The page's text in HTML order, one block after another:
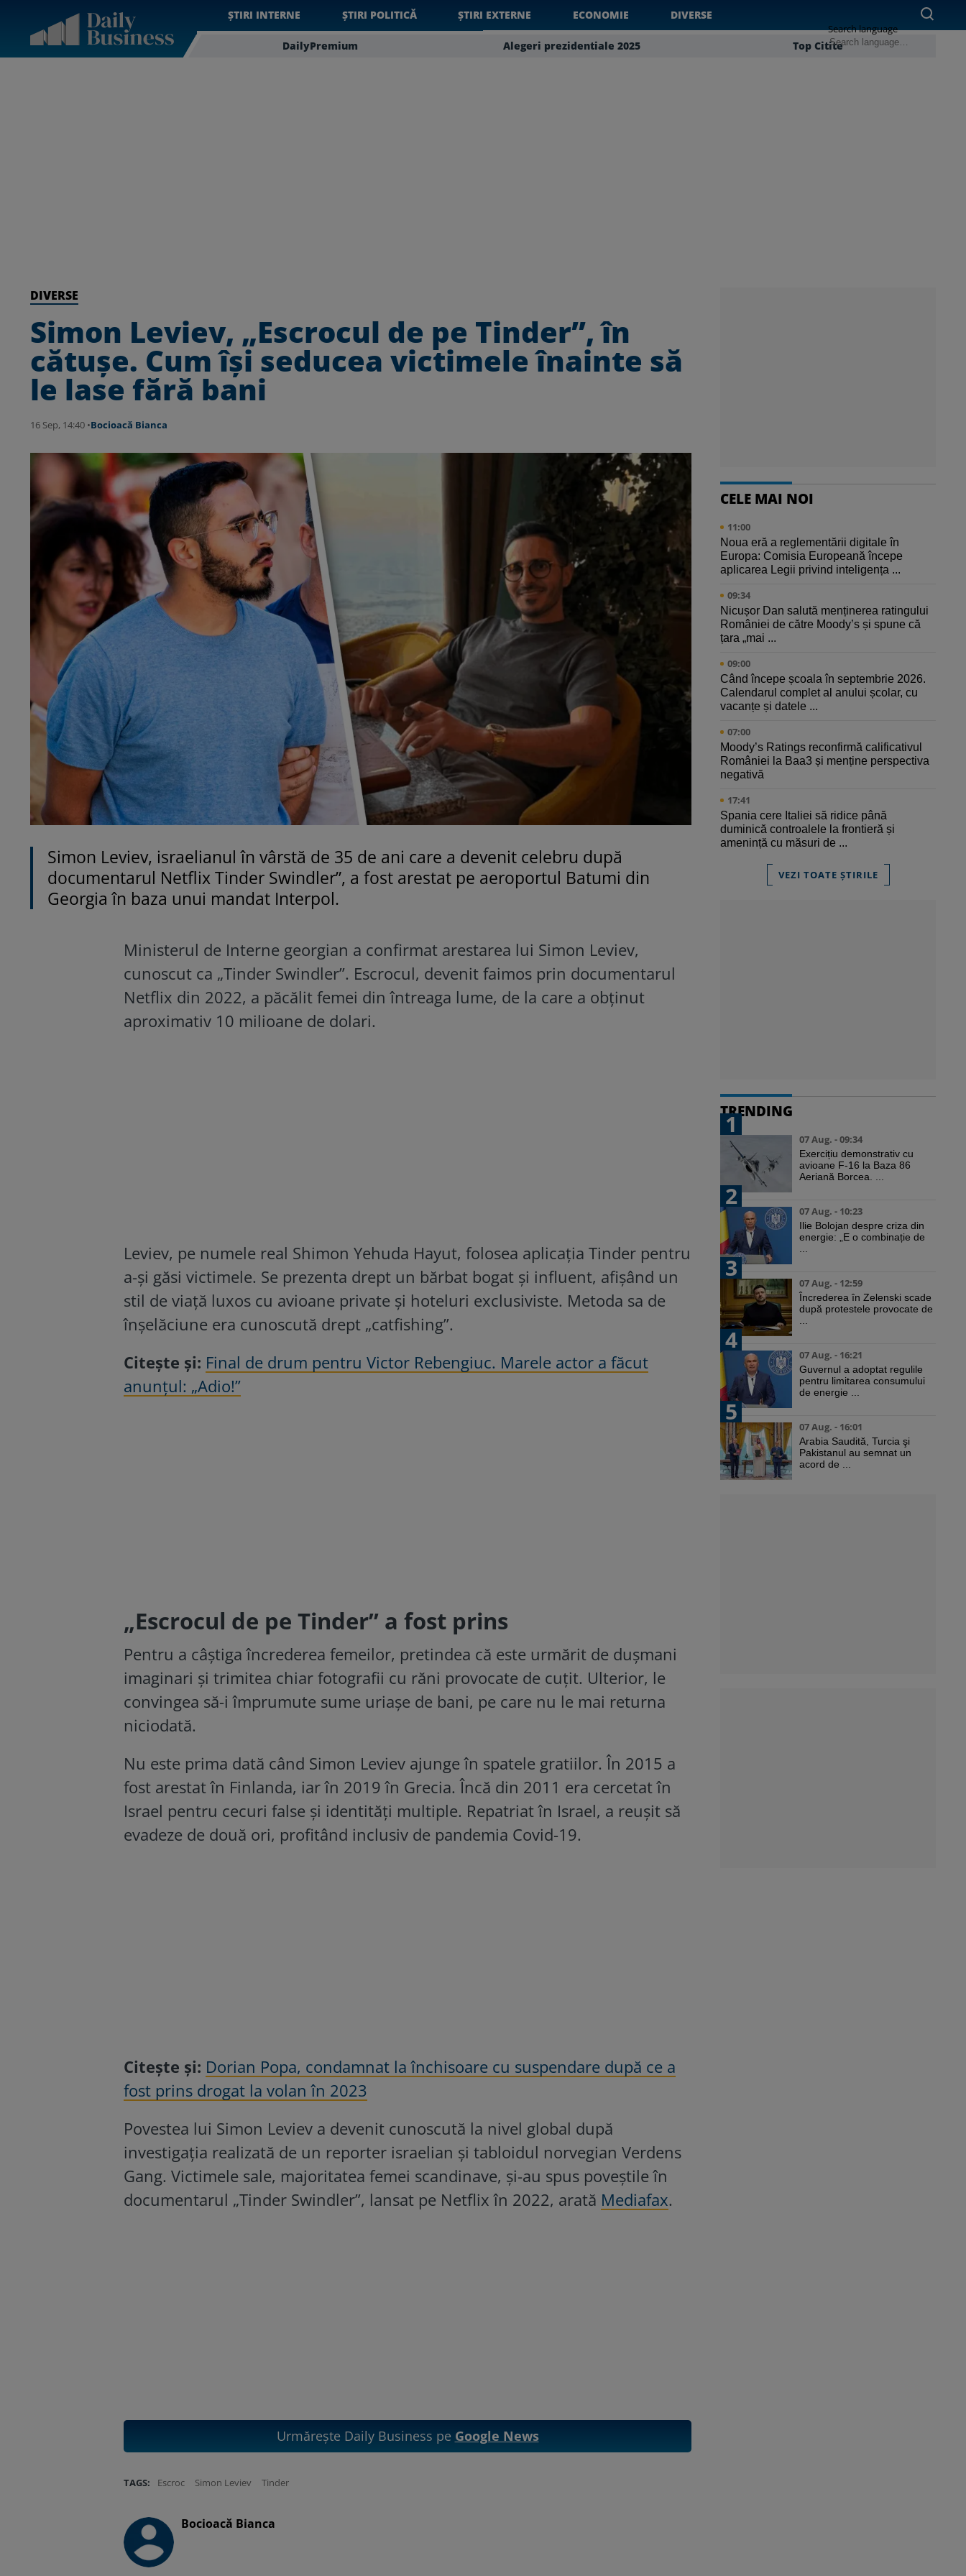
ȘTIRI INTERNE ȘTIRI POLITICĂ ȘTIRI EXTERNE ECONOMIE DIVERSE
DailyPremium Alegeri prezidentiale 2025 Top Citite
Search language
DIVERSE
Simon Leviev, „Escrocul de pe Tinder”, în
cătușe. Cum își seducea victimele înainte să
le lase fără bani
16 Sep, 14:40 •Bocioacă Bianca
Simon Leviev, israelianul în vârstă de 35 de ani care a devenit celebru după
documentarul Netflix Tinder Swindler”, a fost arestat pe aeroportul Batumi din
Georgia în baza unui mandat Interpol.
Ministerul de Interne georgian a confirmat arestarea lui Simon Leviev,
cunoscut ca „Tinder Swindler”. Escrocul, devenit faimos prin documentarul
Netflix din 2022, a păcălit femei din întreaga lume, de la care a obținut
aproximativ 10 milioane de dolari.
Leviev, pe numele real Shimon Yehuda Hayut, folosea aplicația Tinder pentru
a-și găsi victimele. Se prezenta drept un bărbat bogat și influent, afișând un
stil de viață luxos cu avioane private și hoteluri exclusiviste. Metoda sa de
înșelăciune era cunoscută drept „catfishing”.
Citește și: Final de drum pentru Victor Rebengiuc. Marele actor a făcut
anunțul: „Adio!”
„Escrocul de pe Tinder” a fost prins
Pentru a câștiga încrederea femeilor, pretindea că este urmărit de dușmani
imaginari și trimitea chiar fotografii cu răni provocate de cuțit. Ulterior, le
convingea să-i împrumute sume uriașe de bani, pe care nu le mai returna
niciodată.
Nu este prima dată când Simon Leviev ajunge în spatele gratiilor. În 2015 a
fost arestat în Finlanda, iar în 2019 în Grecia. Încă din 2011 era cercetat în
Israel pentru cecuri false și identități multiple. Repatriat în Israel, a reușit să
evadeze de două ori, profitând inclusiv de pandemia Covid-19.
Citește și: Dorian Popa, condamnat la închisoare cu suspendare după ce a
fost prins drogat la volan în 2023
Povestea lui Simon Leviev a devenit cunoscută la nivel global după
investigația realizată de un reporter israelian și tabloidul norvegian Verdens
Gang. Victimele sale, majoritatea femei scandinave, și-au spus poveștile în
documentarul „Tinder Swindler”, lansat pe Netflix în 2022, arată Mediafax.
Urmărește Daily Business pe Google News
TAGS: Escroc Simon Leviev Tinder
Bocioacă Bianca
CELE MAI NOI
11:00
Noua eră a reglementării digitale în
Europa: Comisia Europeană începe
aplicarea Legii privind inteligența ...
09:34
Nicușor Dan salută menținerea ratingului
României de către Moody’s și spune că
țara „mai ...
09:00
Când începe școala în septembrie 2026.
Calendarul complet al anului școlar, cu
vacanțe și datele ...
07:00
Moody’s Ratings reconfirmă calificativul
României la Baa3 și menține perspectiva
negativă
17:41
Spania cere Italiei să ridice până
duminică controalele la frontieră și
amenință cu măsuri de ...
VEZI TOATE ȘTIRILE
TRENDING
1
07 Aug. - 09:34
Exercițiu demonstrativ cu
avioane F-16 la Baza 86
Aeriană Borcea. ...
2
07 Aug. - 10:23
Ilie Bolojan despre criza din
energie: „E o combinație de
3
07 Aug. - 12:59
Încrederea în Zelenski scade
după protestele provocate de
4
07 Aug. - 16:21
Guvernul a adoptat regulile
pentru limitarea consumului
de energie ...
5
07 Aug. - 16:01
Arabia Saudită, Turcia şi
Pakistanul au semnat un
acord de ...